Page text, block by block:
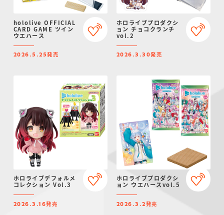
hololive OFFICIAL
CARD GAME ツイン
ウエハース
2026.5.25発売
ホロライブプロダクシ
ョン チョコクランチ
vol.2
2026.3.30発売
ホロライブデフォルメ
コレクション Vol.3
2026.3.16発売
ホロライブプロダクシ
ョン ウエハースvol.5
2026.3.2発売